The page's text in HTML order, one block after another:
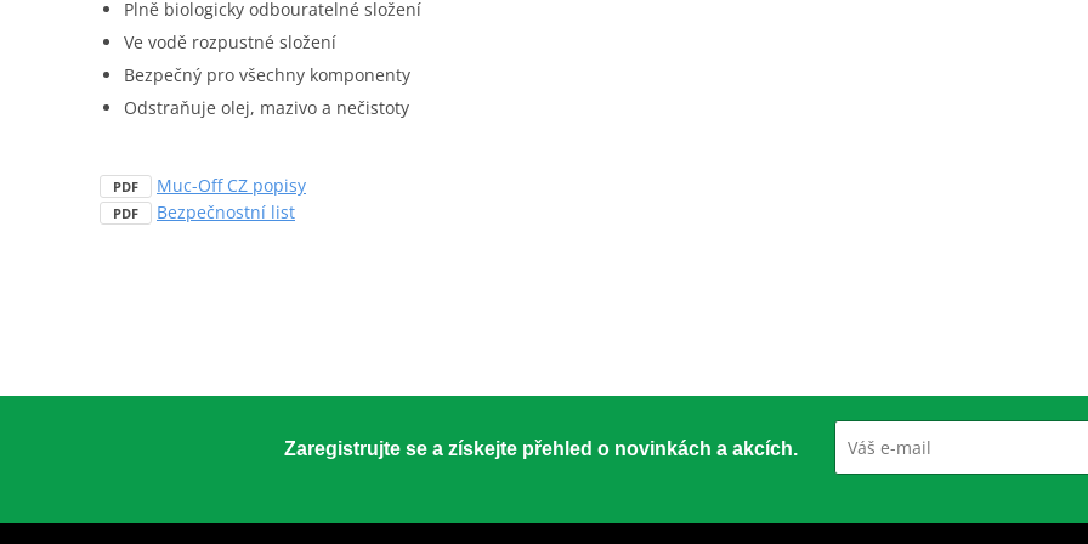
Plně biologicky odbouratelné složení
Ve vodě rozpustné složení
Bezpečný pro všechny komponenty
Odstraňuje olej, mazivo a nečistoty
PDF Muc-Off CZ popisy
PDF Bezpečnostní list
Zaregistrujte se a získejte přehled o novinkách a akcích.